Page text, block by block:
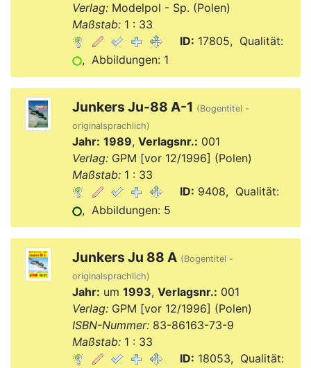
Verlag:Modelpol - Sp. (Polen)
Maßstab:1 : 33
ID: 17805, Qualität:
, Abbildungen: 1
Junkers Ju-88 A-1 (Bogentitel -
originalsprachlich)
Jahr: 1989, Verlagsnr.: 001
Verlag:GPM [vor 12/1996] (Polen)
Maßstab:1 : 33
ID: 9408, Qualität:
, Abbildungen: 5
Junkers Ju 88 A (Bogentitel -
originalsprachlich)
Jahr: um 1993, Verlagsnr.: 001
Verlag:GPM [vor 12/1996] (Polen)
ISBN-Nummer:83-86163-73-9
Maßstab:1 : 33
ID: 18053, Qualität: